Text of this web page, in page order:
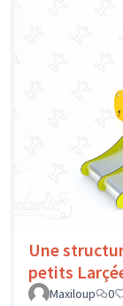
Une
petits
Maxiloup
0